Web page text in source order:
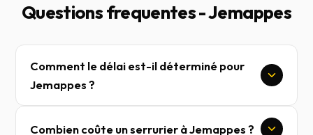
Questions frequentes - Jemappes
Comment le délai est-il déterminé pour
Jemappes ?
Combien coûte un serrurier à Jemappes ?